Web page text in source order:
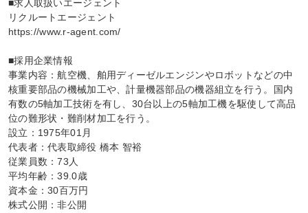
■求人取扱いエージェント
リクルートエージェント
https://www.r-agent.com/
■採用企業情報
事業内容：航空機、舶用ディーゼルエンジンやロボットなどの中
核重要部品の機械加工や、計量機器部品の機器組立を行う。国内
有数の5軸加工技術を有し、30台以上の5軸加工機を駆使して高品
位の難形状・難削材加工を行う。
設立：1975年01月
代表者：代表取締役 橋本 智裕
従業員数：73人
平均年齢：39.0歳
資本金：30百万円
株式公開：非公開